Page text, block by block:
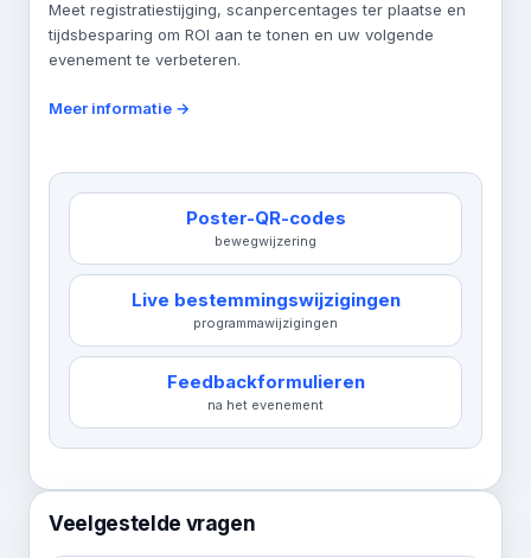
Meet registratiestijging, scanpercentages ter plaatse en
tijdsbesparing om ROI aan te tonen en uw volgende
evenement te verbeteren.
Meer informatie →
Poster-QR-codes
bewegwijzering
Live bestemmingswijzigingen
programmawijzigingen
Feedbackformulieren
na het evenement
Veelgestelde vragen